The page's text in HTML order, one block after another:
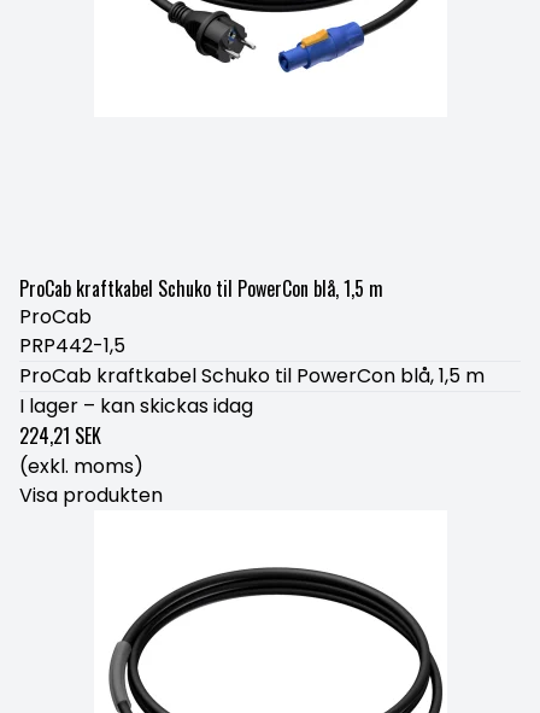
ProCab kraftkabel Schuko til PowerCon blå, 1,5 m
ProCab
PRP442-1,5
ProCab kraftkabel Schuko til PowerCon blå, 1,5 m
I lager – kan skickas idag
224,21 SEK
(exkl. moms)
Visa produkten